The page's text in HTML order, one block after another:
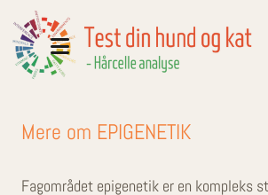
Mere om EPIGENETIK
Fagområdet epigenetik er en kompleks